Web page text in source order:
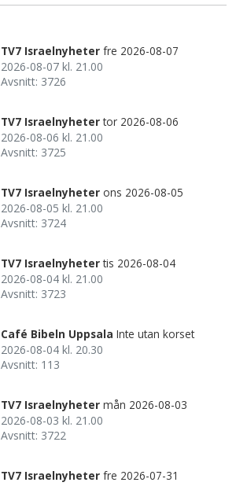
TV7 Israelnyheter fre 2026-08-07
2026-08-07 kl. 21.00
Avsnitt: 3726
TV7 Israelnyheter tor 2026-08-06
2026-08-06 kl. 21.00
Avsnitt: 3725
TV7 Israelnyheter ons 2026-08-05
2026-08-05 kl. 21.00
Avsnitt: 3724
TV7 Israelnyheter tis 2026-08-04
2026-08-04 kl. 21.00
Avsnitt: 3723
Café Bibeln Uppsala Inte utan korset
2026-08-04 kl. 20.30
Avsnitt: 113
TV7 Israelnyheter mån 2026-08-03
2026-08-03 kl. 21.00
Avsnitt: 3722
TV7 Israelnyheter fre 2026-07-31